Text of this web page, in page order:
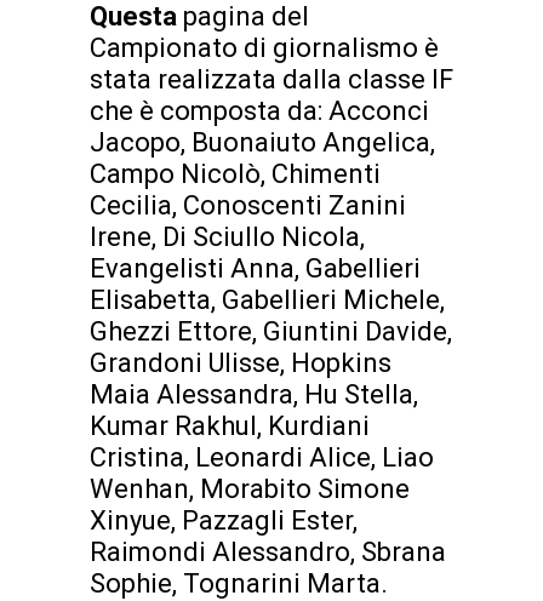
Questa pagina del
Campionato di giornalismo è
stata realizzata dalla classe IF
che è composta da: Acconci
Jacopo, Buonaiuto Angelica,
Campo Nicolò, Chimenti
Cecilia, Conoscenti Zanini
Irene, Di Sciullo Nicola,
Evangelisti Anna, Gabellieri
Elisabetta, Gabellieri Michele,
Ghezzi Ettore, Giuntini Davide,
Grandoni Ulisse, Hopkins
Maia Alessandra, Hu Stella,
Kumar Rakhul, Kurdiani
Cristina, Leonardi Alice, Liao
Wenhan, Morabito Simone
Xinyue, Pazzagli Ester,
Raimondi Alessandro, Sbrana
Sophie, Tognarini Marta.